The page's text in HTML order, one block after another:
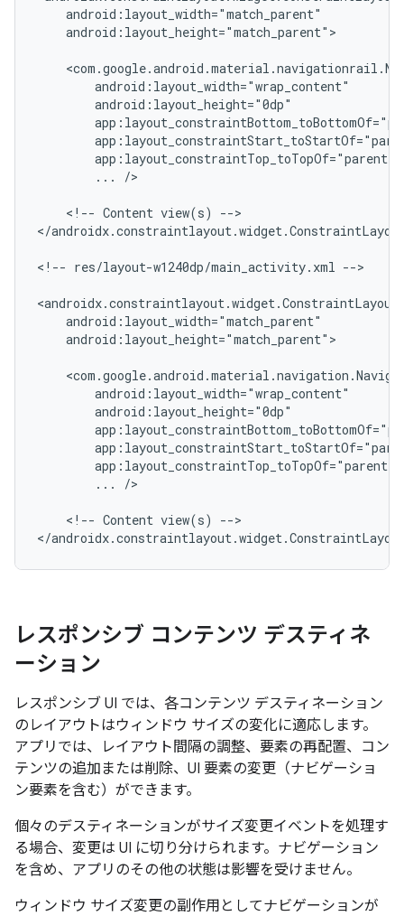
android:layout_height="match_parent">
...
/>
<!-- Content view(s)
-->
</
<!-- res/layout-w1240dp/main_activity.xml -->
android:layout_height="match_parent">
...
/>
<!-- Content view(s) -->
レスポンシブ コンテンツ デスティネ
ーション
レスポンシブ UI では、各コンテンツ デスティネーション
のレイアウトはウィンドウ サイズの変化に適応します。
アプリでは、レイアウト間隔の調整、要素の再配置、コン
テンツの追加または削除、UI 要素の変更（ナビゲーショ
ン要素を含む）ができます。
個々のデスティネーションがサイズ変更イベントを処理す
る場合、変更は UI に切り分けられます。ナビゲーション
を含め、アプリのその他の状態は影響を受けません。
ウィンドウ サイズ変更の副作用としてナビゲーションが